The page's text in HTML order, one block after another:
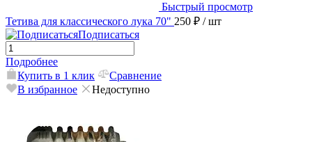
Быстрый просмотр
Тетива для классического лука 70" 250 ₽ / шт
Подписаться
Подробнее
Купить в 1 клик
Сравнение
В избранное
Недоступно